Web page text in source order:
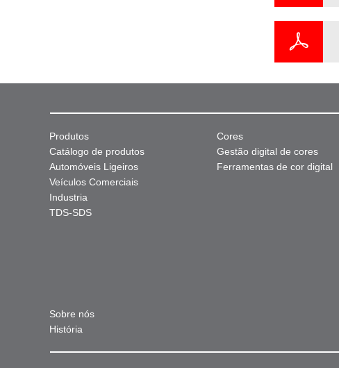
Produtos
Catálogo de produtos
Automóveis Ligeiros
Veículos Comerciais
Industria
TDS-SDS
Cores
Gestão digital de cores
Ferramentas de cor digital
Sobre nós
História